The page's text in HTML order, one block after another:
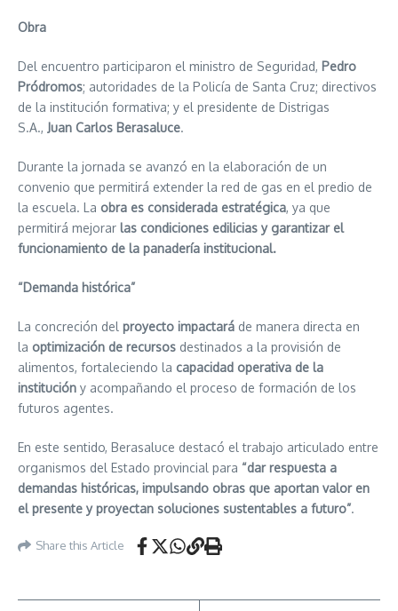
Obra
Del encuentro participaron el ministro de Seguridad, Pedro
Pródromos; autoridades de la Policía de Santa Cruz; directivos
de la institución formativa; y el presidente de Distrigas
S.A., Juan Carlos Berasaluce.
Durante la jornada se avanzó en la elaboración de un
convenio que permitirá extender la red de gas en el predio de
la escuela. La obra es considerada estratégica, ya que
permitirá mejorar las condiciones edilicias y garantizar el
funcionamiento de la panadería institucional.
“Demanda histórica”
La concreción del proyecto impactará de manera directa en
la optimización de recursos destinados a la provisión de
alimentos, fortaleciendo la capacidad operativa de la
institución y acompañando el proceso de formación de los
futuros agentes.
En este sentido, Berasaluce destacó el trabajo articulado entre
organismos del Estado provincial para “dar respuesta a
demandas históricas, impulsando obras que aportan valor en
el presente y proyectan soluciones sustentables a futuro”.
Share this Article